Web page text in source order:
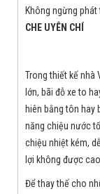
Không ngừng
CHE UYÊN CHÍ
Trong thiết kế nhà
lớn, bãi đỗ xe to
hiên bằng tôn hay
năng chiệu nước
chiệu nhiệt kém,
lợi không được cao.
Để thay thế cho